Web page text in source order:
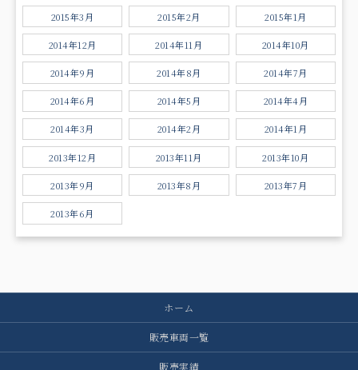
2015年3月 2015年2月 2015年1月
2014年12月 2014年11月 2014年10月
2014年9月 2014年8月 2014年7月
2014年6月 2014年5月 2014年4月
2014年3月 2014年2月 2014年1月
2013年12月 2013年11月 2013年10月
2013年9月 2013年8月 2013年7月
2013年6月
ホーム
販売車両一覧
販売実績